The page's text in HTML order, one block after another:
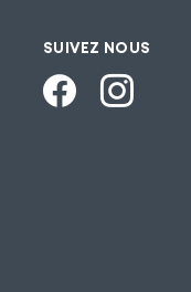
SUIVEZ NOUS